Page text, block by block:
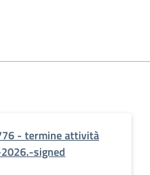
- termine attività
signed